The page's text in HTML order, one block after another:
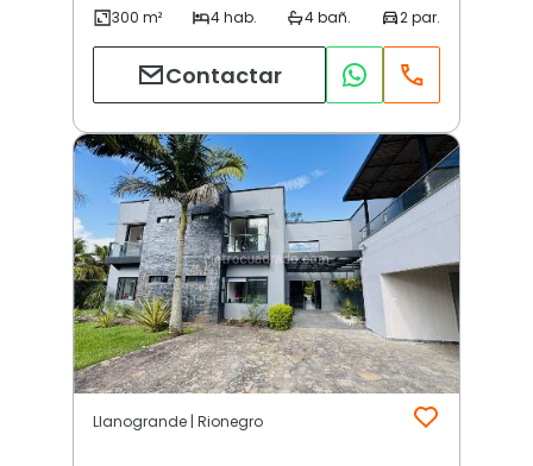
Contactar
Llanogrande | Rionegro